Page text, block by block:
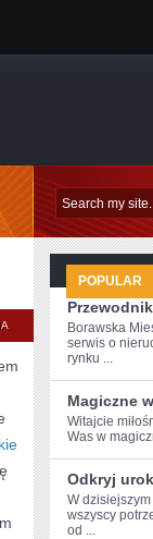
PLAŻE
NADMORSKIE
KRAJOBRAZY
POPULAR
Borawska
serwis o
rynku ...
Magiczne
Witajcie
Was ⁢w
Odkryj
W
wszyscy
⁣od ...